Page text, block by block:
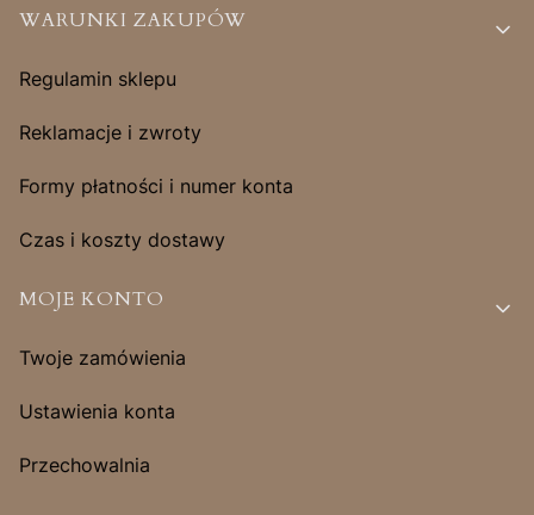
Linki w stopce
WARUNKI ZAKUPÓW
Regulamin sklepu
Reklamacje i zwroty
Formy płatności i numer konta
Czas i koszty dostawy
MOJE KONTO
Twoje zamówienia
Ustawienia konta
Przechowalnia